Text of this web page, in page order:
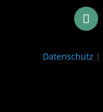
Datenschutz |